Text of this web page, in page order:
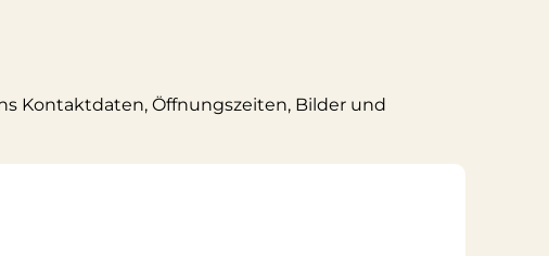
Kontaktdaten, Öffnungszeiten, Bilder und